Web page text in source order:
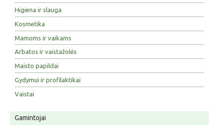
Higiena ir slauga
Kosmetika
Mamoms ir vaikams
Arbatos ir vaistažolės
Maisto papildai
Gydymui ir profilaktikai
Vaistai
Gamintojai